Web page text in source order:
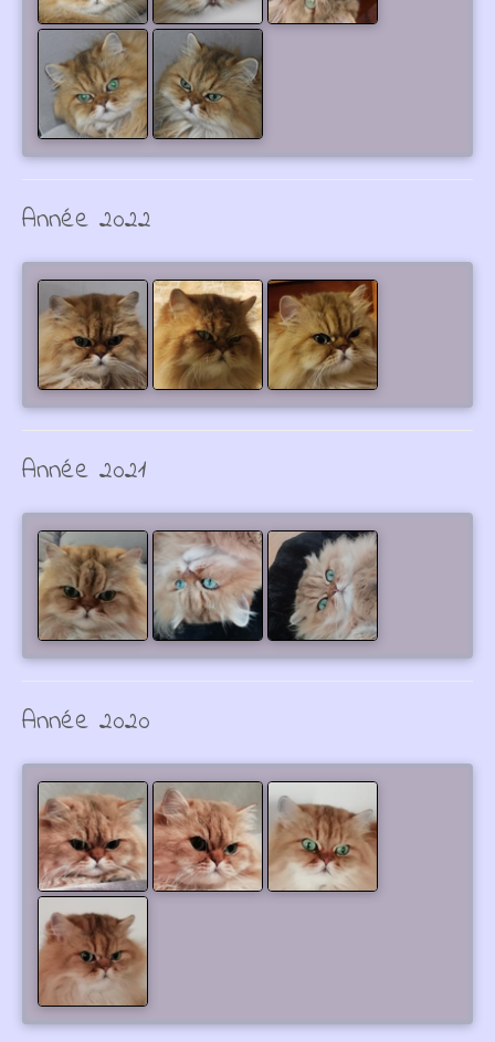
Année 2022
Année 2021
Année 2020